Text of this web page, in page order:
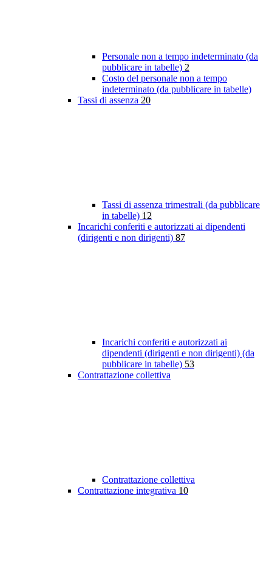
Personale non a tempo indeterminato (da
pubblicare in tabelle) 2
Costo del personale non a tempo
indeterminato (da pubblicare in tabelle)
Tassi di assenza 20
Tassi di assenza trimestrali (da pubblicare
in tabelle) 12
Incarichi conferiti e autorizzati ai dipendenti
(dirigenti e non dirigenti) 87
Incarichi conferiti e autorizzati ai
dipendenti (dirigenti e non dirigenti) (da
pubblicare in tabelle) 53
Contrattazione collettiva
Contrattazione collettiva
Contrattazione integrativa 10